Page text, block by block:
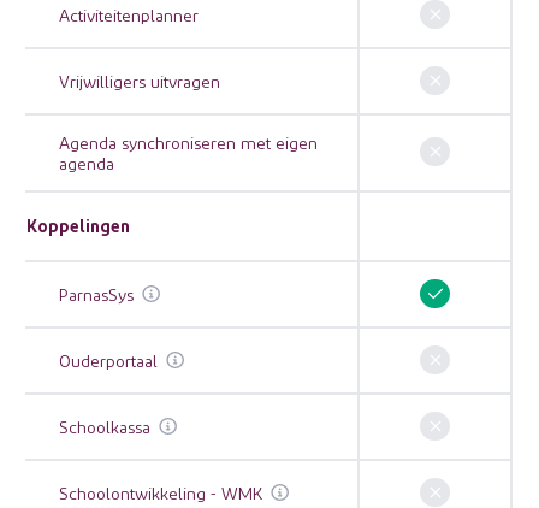
Activiteitenplanner
Vrijwilligers uitvragen
Agenda synchroniseren met eigen
agenda
Koppelingen
ParnasSys
Ouderportaal
Schoolkassa
Schoolontwikkeling - WMK